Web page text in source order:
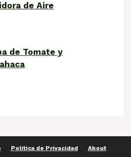
de Aire
de Tomate y
Política de Privacidad About